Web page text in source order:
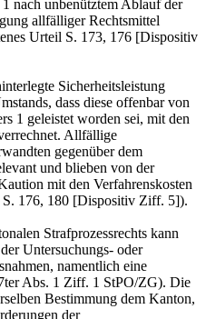
nach unbenütztem Ablauf der
allfälliger Rechtsmittel
Urteil S. 173, 176 [Dispositiv
Sicherheitsleistung
dass diese offenbar von
1 geleistet worden sei, mit den
Allfällige
gegenüber dem
und blieben von der
mit den Verfahrenskosten
S. 176, 180 [Dispositiv Ziff. 5]).
Strafprozessrechts kann
Untersuchungs- oder
namentlich eine
Abs. 1 Ziff. 1 StPO/ZG). Die
Bestimmung dem Kanton,
der